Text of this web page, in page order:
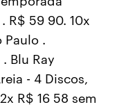
R$ 59 90. 10x
Paulo .
Blu Ray
- 4 Discos,
R$ 16 58 sem